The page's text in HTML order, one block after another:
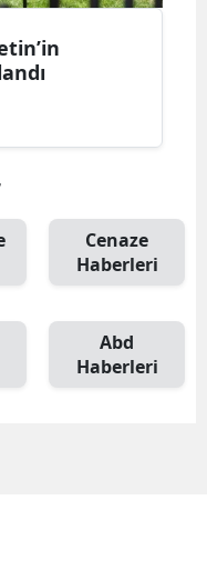
Cenaze
Haberleri
Abd
Haberleri